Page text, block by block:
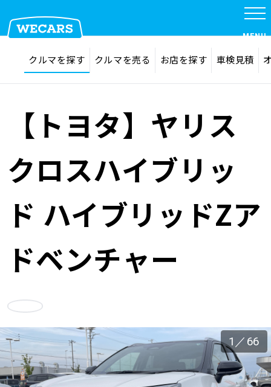
在庫検索 サイト内検索
MENU
クルマを探す
クルマを売る
お店を探す
車検料金・メニュー
品質管理とサポート体制
お役立ち情報
お問い合わせ
クルマを探す クルマを売る お店を探す 車検見積
【トヨタ】ヤリス
クロスハイブリッ
ド ハイブリッドZア
ドベンチャー
お気に入り
1 ／ 66